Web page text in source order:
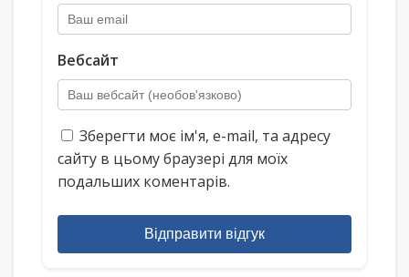
Вебсайт
Зберегти моє ім'я, e-mail, та адресу
сайту в цьому браузері для моїх
подальших коментарів.
Відправити відгук